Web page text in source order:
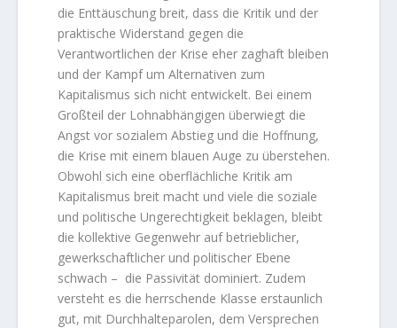
die Enttäuschung breit, dass die Kritik und der
praktische Widerstand gegen die
Verantwortlichen der Krise eher zaghaft bleiben
und der Kampf um Alternativen zum
Kapitalismus sich nicht entwickelt. Bei einem
Großteil der Lohnabhängigen überwiegt die
Angst vor sozialem Abstieg und die Hoffnung,
die Krise mit einem blauen Auge zu überstehen.
Obwohl sich eine oberflächliche Kritik am
Kapitalismus breit macht und viele die soziale
und politische Ungerechtigkeit beklagen, bleibt
die kollektive Gegenwehr auf betrieblicher,
gewerkschaftlicher und politischer Ebene
schwach – die Passivität dominiert. Zudem
versteht es die herrschende Klasse erstaunlich
gut, mit Durchhalteparolen, dem Versprechen